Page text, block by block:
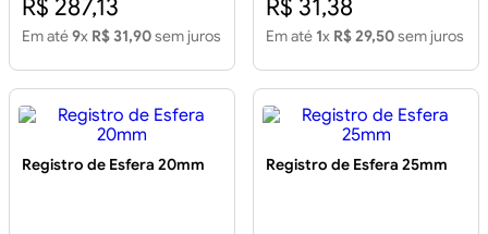
R$ 287,13
Em até9x R$ 31,90sem juros
R$ 31,38
Em até 1x R$ 29,50sem juros
Registro de Esfera 20mm Registro de Esfera 25mm